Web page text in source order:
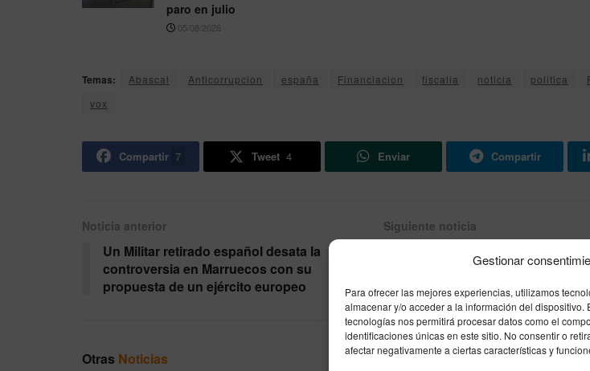
Gestionar
Para ofrecer las mejores experiencias, utilizamos
almacenar y/o acceder a la información del dispositivo.
tecnologías nos permitirá procesar datos como el
identificaciones únicas en este sitio. No consentir o
afectar negativamente a ciertas características y
paro en julio
05/08/2026
Temas: Abascal Anticorrupcion españa Financiacion fiscalia noticia politica
vox
Compartir 7 Tweet 4 Enviar Compartir
Noticia anterior
Un Militar retirado español desata la
controversia en Marruecos con su
propuesta de un ejército europeo
Siguiente noticia
migratorio en un contexto de
racismo en Europa
Otras Noticias